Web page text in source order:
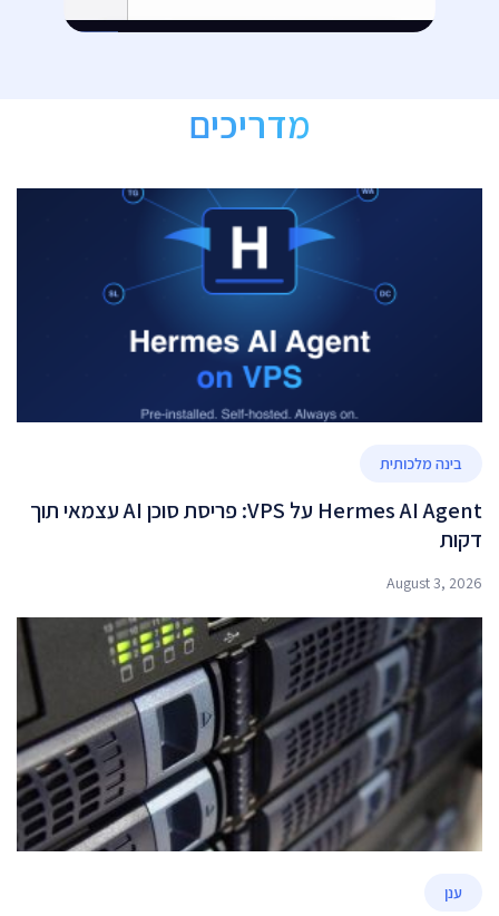
מדריכים
בינה מלכותית
Hermes AI Agent על VPS: פריסת סוכן AI עצמאי תוך
דקות
August 3, 2026
ענן